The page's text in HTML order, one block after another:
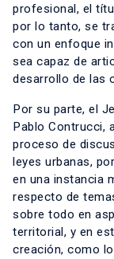
profesional, el
por lo tanto, se
con un enfoque
sea capaz de
desarrollo de las
Por su parte, el
Pablo Contrucci,
proceso de
leyes urbanas,
en una instancia
respecto de
sobre todo en
territorial, y en
creación, como